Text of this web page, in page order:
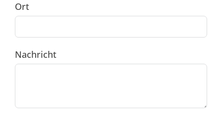
Ort
Nachricht